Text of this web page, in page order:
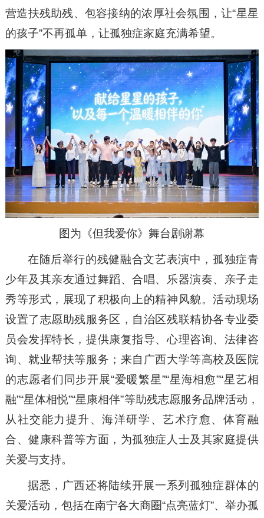
营造扶残助残、包容接纳的浓厚社会氛围，让“星星
的孩子”不再孤单，让孤独症家庭充满希望。
图为《但我爱你》舞台剧谢幕
在随后举行的残健融合文艺表演中，孤独症青
少年及其亲友通过舞蹈、合唱、乐器演奏、亲子走
秀等形式，展现了积极向上的精神风貌。活动现场
设置了志愿助残服务区，自治区残联精协各专业委
员会发挥特长，提供康复指导、心理咨询、法律咨
询、就业帮扶等服务；来自广西大学等高校及医院
的志愿者们同步开展“爱暖繁星”“星海相愈”“星艺相
融”“星体相悦”“星康相伴”等助残志愿服务品牌活动，
从社交能力提升、海洋研学、艺术疗愈、体育融
合、健康科普等方面，为孤独症人士及其家庭提供
关爱与支持。
据悉，广西还将陆续开展一系列孤独症群体的
关爱活动，包括在南宁各大商圈“点亮蓝灯”、举办孤